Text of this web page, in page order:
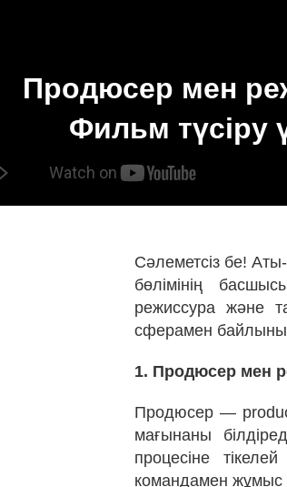
Продюсер мен
Фильм түсіру
Сәлеметсіз бе!
бөлімінің
режиссура және
сферамен
1. Продюсер мен
Продюсер —
мағынаны
процесіне
командамен жұмыс